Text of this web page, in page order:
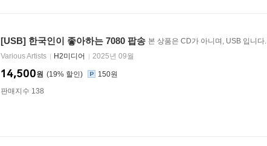
[USB] 한국인이 좋아하는 7080 팝송 본 상품은 CD가 아니며, USB 입니다.
Various Artists
H2미디어 2025년 09월
19%
14,500원
150원
판매지수 138